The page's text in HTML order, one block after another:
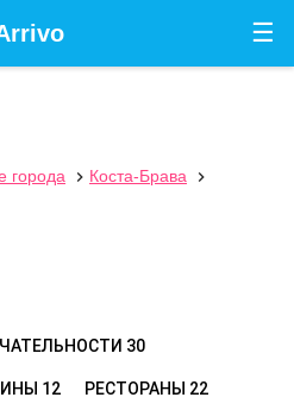
☰
города  Коста-Брава

30
12 РЕСТОРАНЫ 22